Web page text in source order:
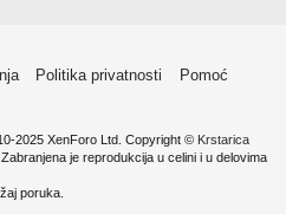
Politika privatnosti
Pomoć
2025 XenForo Ltd. Copyright © Krstarica
je reprodukcija u celini i u delovima
poruka.